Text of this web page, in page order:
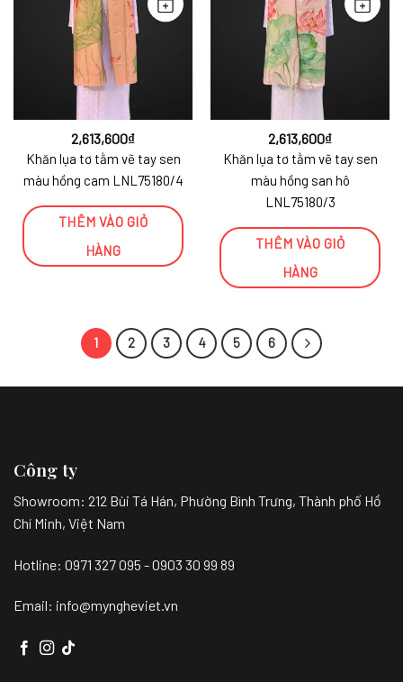
2,613,600₫
Khăn lụa tơ tằm vẽ tay sen
màu hồng cam LNL75180/4
THÊM VÀO GIỎ
HÀNG
2,613,600₫
Khăn lụa tơ tằm vẽ tay sen
màu hồng san hô
LNL75180/3
THÊM VÀO GIỎ
HÀNG
1 2 3 4 5 6
Công ty
Showroom: 212 Bùi Tá Hán, Phường Bình Trưng, Thành phố Hồ
Chí Minh, Việt Nam
Hotline: 0971 327 095 - 0903 30 99 89
Email: info@myngheviet.vn